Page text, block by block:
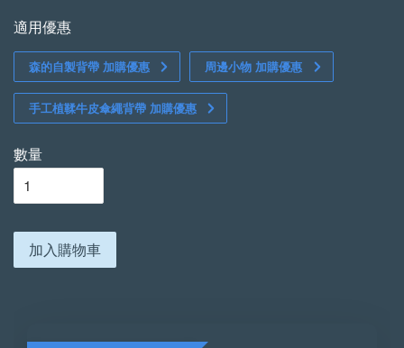
適用優惠
森的自製背帶 加購優惠 周邊小物 加購優惠
手工植鞣牛皮傘繩背帶 加購優惠
數量
加入購物車